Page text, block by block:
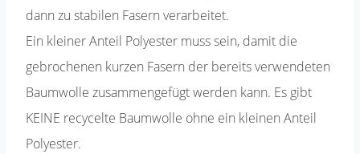
dann zu stabilen Fasern verarbeitet.
Ein kleiner Anteil Polyester muss sein, damit die
gebrochenen kurzen Fasern der bereits verwendeten
Baumwolle zusammengefügt werden kann. Es gibt
KEINE recycelte Baumwolle ohne ein kleinen Anteil
Polyester.